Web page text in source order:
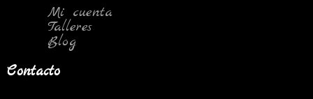
Mi cuenta
Talleres
Blog
Contacto